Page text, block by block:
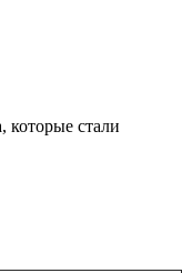
которые стали